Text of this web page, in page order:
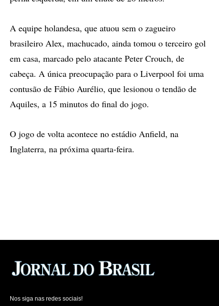
A equipe holandesa, que atuou sem o zagueiro
brasileiro Alex, machucado, ainda tomou o terceiro gol
em casa, marcado pelo atacante Peter Crouch, de
cabeça. A única preocupação para o Liverpool foi uma
contusão de Fábio Aurélio, que lesionou o tendão de
Aquiles, a 15 minutos do final do jogo.
O jogo de volta acontece no estádio Anfield, na
Inglaterra, na próxima quarta-feira.
Nos siga nas redes sociais!